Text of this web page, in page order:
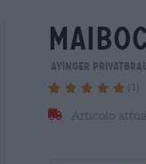
Ayinger
(1)
Articolo